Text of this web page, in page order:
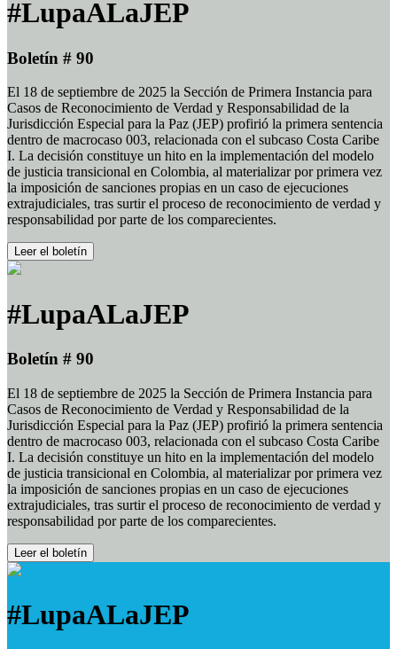
#LupaALaJEP
Boletín # 90
El 18 de septiembre de 2025 la Sección de Primera Instancia para
Casos de Reconocimiento de Verdad y Responsabilidad de la
Jurisdicción Especial para la Paz (JEP) profirió la primera sentencia
dentro de macrocaso 003, relacionada con el subcaso Costa Caribe
I. La decisión constituye un hito en la implementación del modelo
de justicia transicional en Colombia, al materializar por primera vez
la imposición de sanciones propias en un caso de ejecuciones
extrajudiciales, tras surtir el proceso de reconocimiento de verdad y
responsabilidad por parte de los comparecientes.
Leer el boletín
#LupaALaJEP
Boletín # 90
El 18 de septiembre de 2025 la Sección de Primera Instancia para
Casos de Reconocimiento de Verdad y Responsabilidad de la
Jurisdicción Especial para la Paz (JEP) profirió la primera sentencia
dentro de macrocaso 003, relacionada con el subcaso Costa Caribe
I. La decisión constituye un hito en la implementación del modelo
de justicia transicional en Colombia, al materializar por primera vez
la imposición de sanciones propias en un caso de ejecuciones
extrajudiciales, tras surtir el proceso de reconocimiento de verdad y
responsabilidad por parte de los comparecientes.
Leer el boletín
#LupaALaJEP